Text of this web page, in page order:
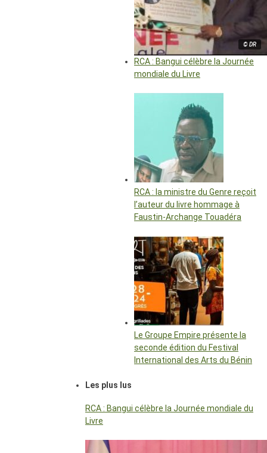
© DR
RCA : Bangui célèbre la Journée
mondiale du Livre
RCA : la ministre du Genre reçoit
l’auteur du livre hommage à
Faustin-Archange Touadéra
Le Groupe Empire présente la
seconde édition du Festival
International des Arts du Bénin
Les plus lus
RCA : Bangui célèbre la Journée mondiale du
Livre